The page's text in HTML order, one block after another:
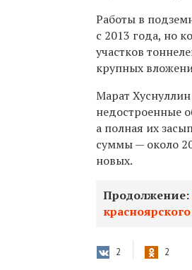
Работы в
с 2013 года, но
участков
крупных
Марат Хуснуллин
недостроенные
а полная их
суммы — около
новых.
Продолжение:
2 2